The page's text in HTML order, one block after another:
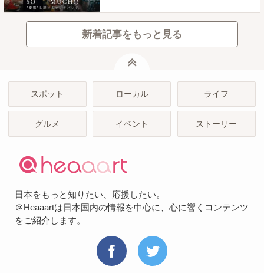
新着記事をもっと見る
スポット ローカル ライフ
グルメ イベント ストーリー
日本をもっと知りたい、応援したい。
＠Heaaartは日本国内の情報を中心に、心に響くコンテンツ
をご紹介します。